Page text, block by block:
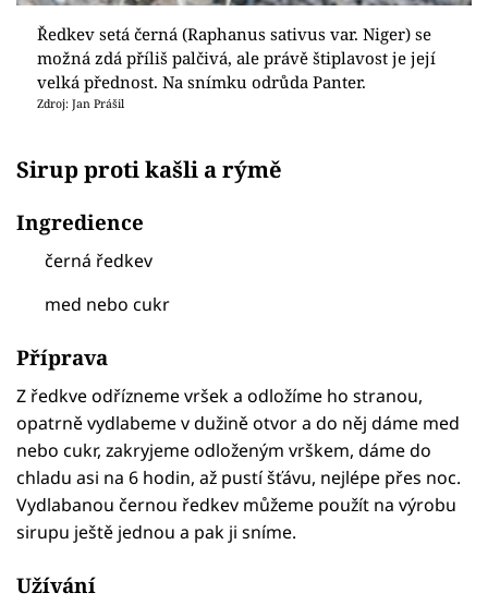
Ředkev setá černá (Raphanus sativus var. Niger) se
možná zdá příliš palčivá, ale právě štiplavost je její
velká přednost. Na snímku odrůda Panter.
Zdroj: Jan Prášil
Sirup proti kašli a rýmě
Ingredience
černá ředkev
med nebo cukr
Příprava
Z ředkve odřízneme vršek a odložíme ho stranou,
opatrně vydlabeme v dužině otvor a do něj dáme med
nebo cukr, zakryjeme odloženým vrškem, dáme do
chladu asi na 6 hodin, až pustí šťávu, nejlépe přes noc.
Vydlabanou černou ředkev můžeme použít na výrobu
sirupu ještě jednou a pak ji sníme.
Užívání